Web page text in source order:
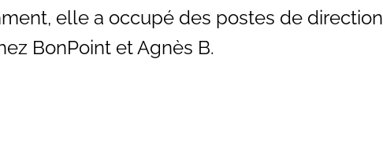
elle a occupé des postes de direction
BonPoint et Agnès B.